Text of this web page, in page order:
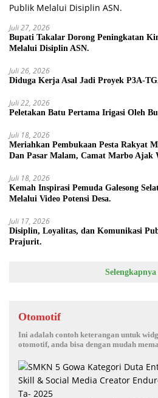
Juli 27, 2026
Bupati Takalar Dorong Peningkatan
Melalui Disiplin ASN.
Juli 26, 2026
Diduga Kerja Asal Jadi Proyek P3A-
Juli 22, 2026
Peletakan Batu Pertama Irigasi Oleh
Juli 18, 2026
Meriahkan Pembukaan Pesta Rakyat
Dan Pasar Malam, Camat Marbo Ajak
Juli 18, 2026
Kemah Inspirasi Pemuda Galesong
Melalui Video Potensi Desa.
Juli 17, 2026
Disiplin, Loyalitas, dan Komunikasi
Prajurit.
Selengkapnya
Otomotif
Ini adalah contoh keterangan untuk
otomotif, anda bisa dengan mudah